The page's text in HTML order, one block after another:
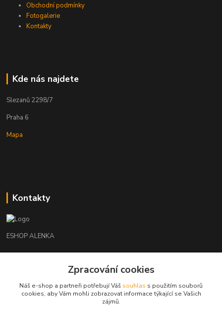
Obchodní podmínky
Fotogalerie
Kontakty
Kde nás najdete
Slezanů 2298/7
Praha 6
Mapa
Kontakty
ESHOP ALENKA
+420602541312
orechovka@inmes.cz
Zpracování cookies
Náš e-shop a partneři potřebují Váš souhlas s použitím souborů
cookies, aby Vám mohli zobrazovat informace týkající se Vašich
zájmů.